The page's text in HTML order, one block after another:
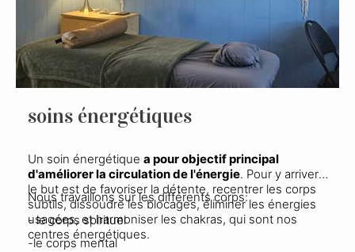
soins énergétiques
Un soin énergétique a pour objectif principal
d'améliorer la circulation de l'énergie. Pour y arriver,
le but est de favoriser la détente, recentrer les corps
subtils, dissoudre les blocages, éliminer les énergies
usagées, et harmoniser les chakras, qui sont nos
centres énergétiques.
Nous travaillons sur les différents corps:
- le corps spirituel
-le corps mental